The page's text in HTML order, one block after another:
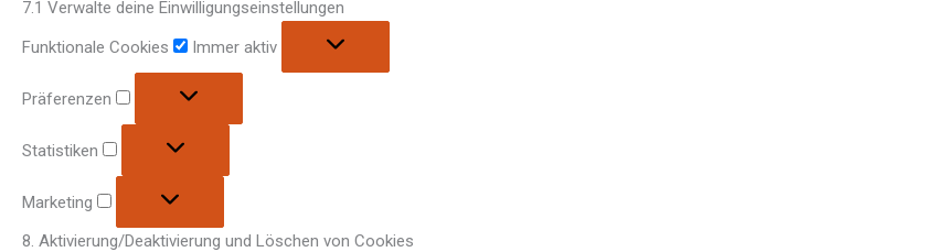
7.1 Verwalte deine Einwilligungseinstellungen
Funktionale Cookies
Immer aktiv
Präferenzen
Statistiken
Marketing
8. Aktivierung/Deaktivierung und Löschen von Cookies